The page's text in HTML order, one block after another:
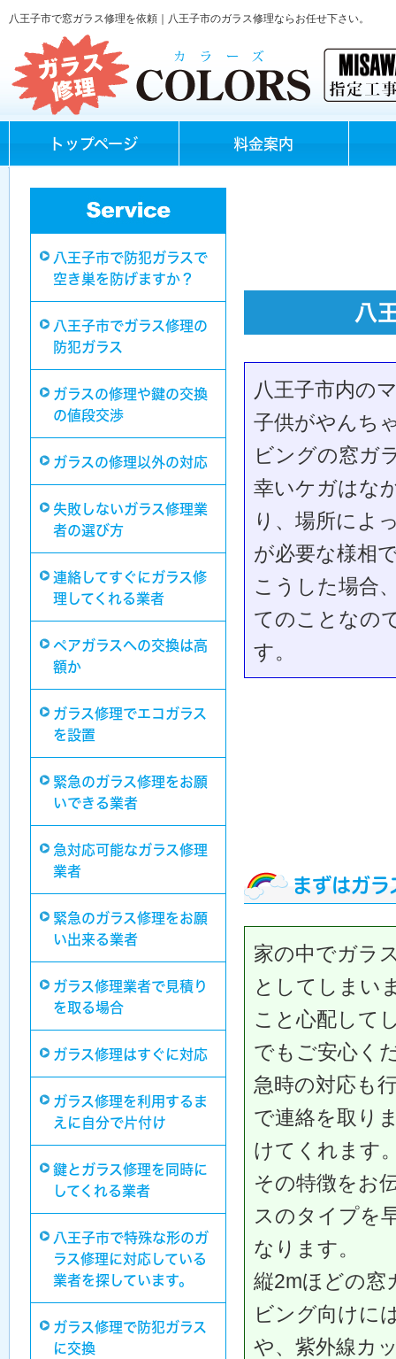
八王子市で窓ガラス修理を依頼｜八王子市のガラス修理ならお任せ下さい。
トップページ 料金案内
八王子市で防犯ガラスで
空き巣を防げますか？
八王子市でガラス修理の
防犯ガラス
ガラスの修理や鍵の交換
の値段交渉
ガラスの修理以外の対応
失敗しないガラス修理業
者の選び方
連絡してすぐにガラス修
理してくれる業者
ペアガラスへの交換は高
額か
ガラス修理でエコガラス
を設置
緊急のガラス修理をお願
いできる業者
急対応可能なガラス修理
業者
緊急のガラス修理をお願
い出来る業者
ガラス修理業者で見積り
を取る場合
ガラス修理はすぐに対応
ガラス修理を利用するま
えに自分で片付け
鍵とガラス修理を同時に
してくれる業者
八王子市で特殊な形のガ
ラス修理に対応している
業者を探しています。
ガラス修理で防犯ガラス
に交換
八
八王子市内の
子供がやんち
ビングの窓ガ
幸いケガはな
り、場所によ
が必要な様相
こうした場合
てのことなの
す。
まずはガ
家の中でガラ
としてしまい
こと心配して
でもご安心く
急時の対応も
で連絡を取り
けてくれます
その特徴をお
スのタイプを
なります。
縦2mほどの窓
ビング向けに
や、紫外線カ